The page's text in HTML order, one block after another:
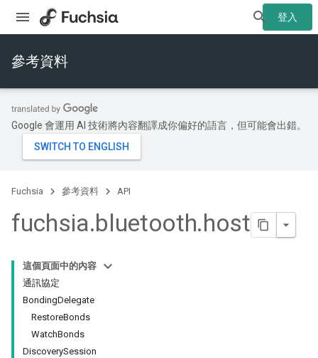
登入
參考資料
Google 會運用 AI 技術將內容翻譯成你偏好的語言，但可能會出錯。
Fuchsia 參考資料 API
fuchsia.bluetooth.host
這個頁面中的內容
通訊協定
BondingDelegate
RestoreBonds
WatchBonds
DiscoverySession